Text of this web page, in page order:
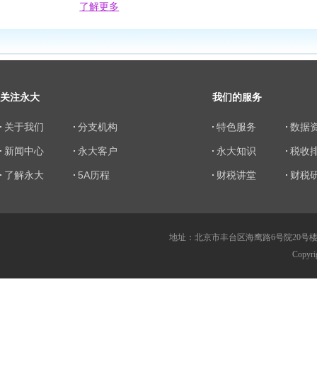
了解更多
关注永大
关于我们 分支机构
新闻中心 永大客户
了解永大 5A历程
我们的服务
特色服务 数据
永大知识 税收
财税讲堂 财税
地址：北京市丰台区海鹰路6号院20